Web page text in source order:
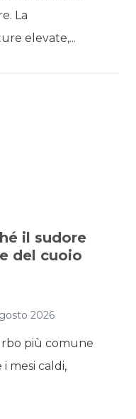
La
elevate,...
il sudore
del cuoio
2026
più comune
mesi caldi,